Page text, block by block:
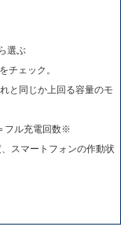
選ぶ
チェック。
と同じか上回る容量のモ
フル充電回数※
スマートフォンの作動状